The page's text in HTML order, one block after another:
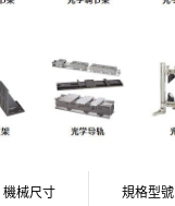
機械尺寸 規格型號